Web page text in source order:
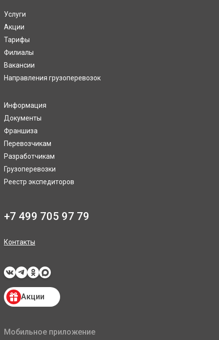
Услуги
Акции
Тарифы
Филиалы
Вакансии
Направления грузоперевозок
Информация
Документы
Франшиза
Перевозчикам
Разработчикам
Грузоперевозки
Реестр экспедиторов
+7 499 705 97 79
Контакты
Акции
Мобильное приложение